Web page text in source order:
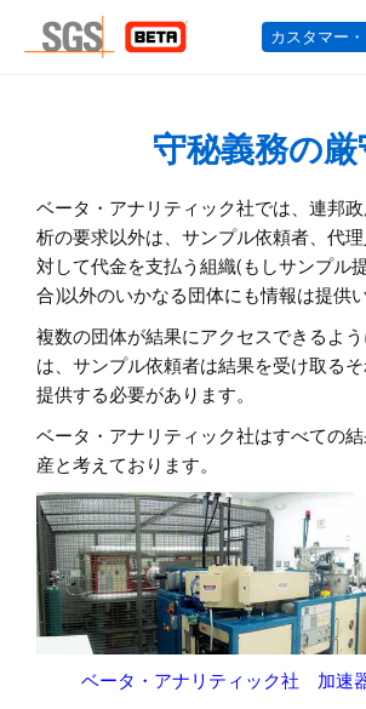
守秘義務の厳
ベータ・アナリティック社では、連邦
析の要求以外は、サンプル依頼者、代
対して代金を支払う組織(もしサンプル
合)以外のいかなる団体にも情報は提供
複数の団体が結果にアクセスできるよ
は、サンプル依頼者は結果を受け取る
提供する必要があります。
ベータ・アナリティック社はすべての
産と考えております。
ベータ・アナリティック社 加速